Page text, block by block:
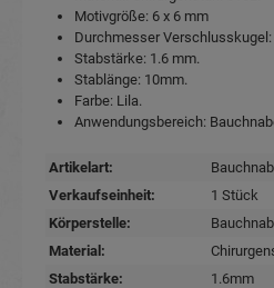
Motivgröße: 6 x 6 mm
Durchmesser Verschlusskugel:
Stabstärke: 1.6 mm.
Stablänge: 10mm.
Farbe: Lila.
Anwendungsbereich:
Artikelart:
Verkaufseinheit:
1 Stück
Körperstelle:
Material:
Stabstärke:
1.6mm